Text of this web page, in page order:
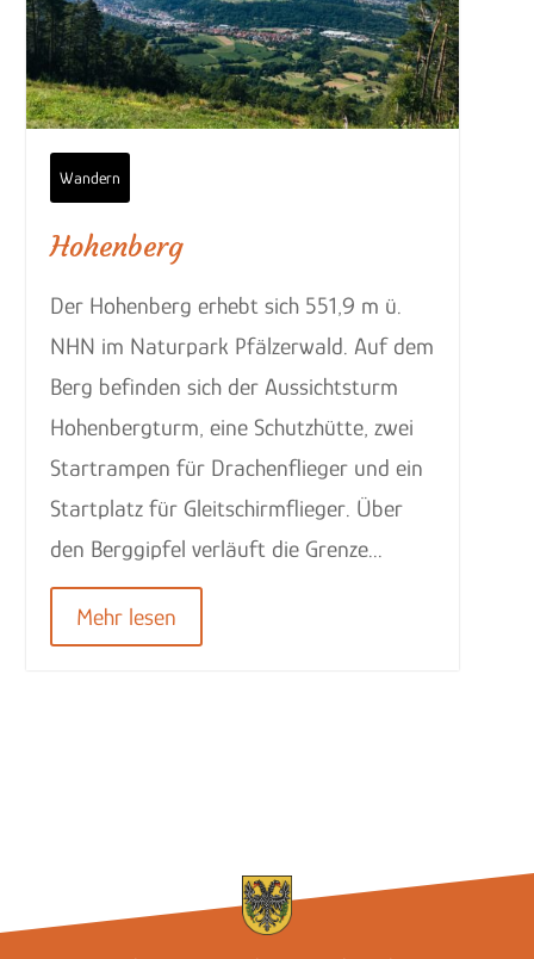
Wandern
Hohenberg
Der Hohenberg erhebt sich 551,9 m ü.
NHN im Naturpark Pfälzerwald. Auf dem
Berg befinden sich der Aussichtsturm
Hohenbergturm, eine Schutzhütte, zwei
Startrampen für Drachenflieger und ein
Startplatz für Gleitschirmflieger. Über
den Berggipfel verläuft die Grenze...
Mehr lesen